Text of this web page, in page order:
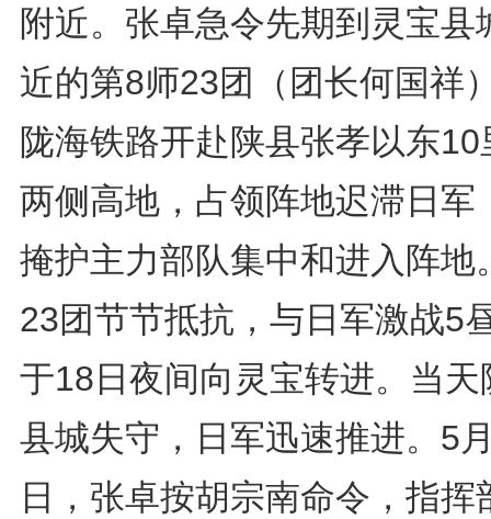
附近。张卓急令先期到灵宝县
近的第8师23团（团长何国祥
陇海铁路开赴陕县张孝以东10
两侧高地，占领阵地迟滞日军
掩护主力部队集中和进入阵地
23团节节抵抗，与日军激战5
于18日夜间向灵宝转进。当天
县城失守，日军迅速推进。5
日，张卓按胡宗南命令，指挥